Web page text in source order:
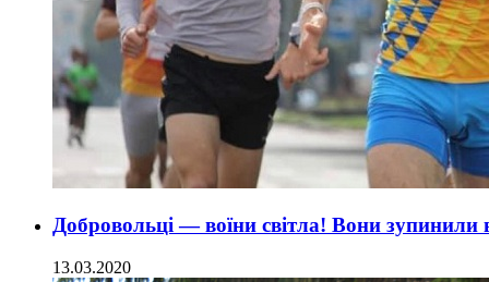
Добровольці — воїни світла! Вони зупинили
13.03.2020